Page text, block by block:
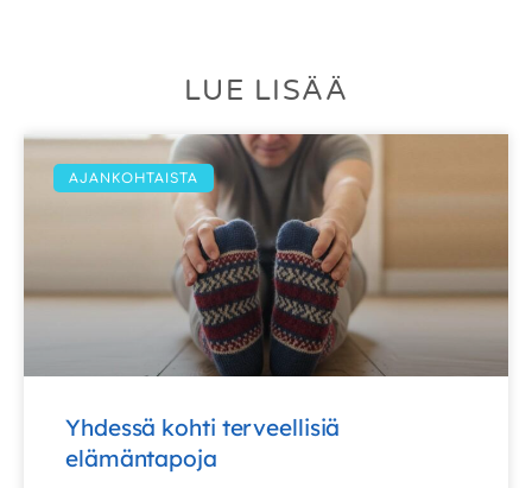
LUE LISÄÄ
AJANKOHTAISTA
Yhdessä kohti terveellisiä
elämäntapoja